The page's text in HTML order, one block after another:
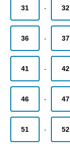
31 - 32
36 - 37
41 - 42
46 - 47
51 - 52